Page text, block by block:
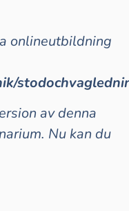
onlineutbildning
av denna
Nu kan du